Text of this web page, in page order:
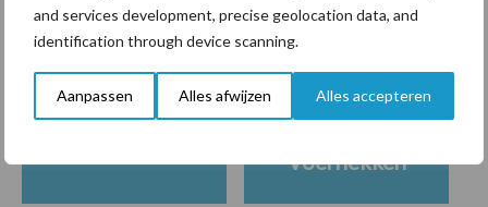
and services development, precise geolocation data, and
identification through device scanning.
Aanpassen Alles afwijzen Alles accepteren
Diergezondheid Bemesting Fokkerij
Ligbox &
Voerhekken